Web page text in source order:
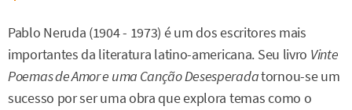
Pablo Neruda (1904 - 1973) é um dos escritores mais
importantes da literatura latino-americana. Seu livro Vinte
Poemas de Amor e uma Canção Desesperadatornou-se um
sucesso por ser uma obra que explora temas como o